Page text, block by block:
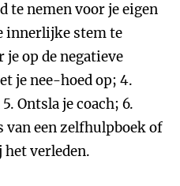
te nemen voor je eigen
innerlijke stem te
op de negatieve
je nee-hoed op; 4.
Ontsla je coach; 6.
van een zelfhulpboek of
het verleden.